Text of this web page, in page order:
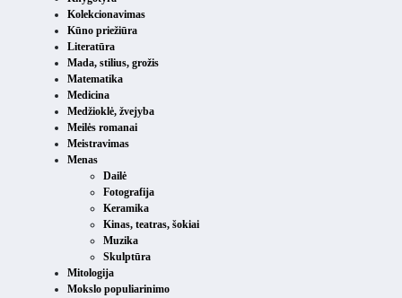
Kolekcionavimas
Kūno priežiūra
Literatūra
Mada, stilius, grožis
Matematika
Medicina
Medžioklė, žvejyba
Meilės romanai
Meistravimas
Menas
Dailė
Fotografija
Keramika
Kinas, teatras, šokiai
Muzika
Skulptūra
Mitologija
Mokslo populiarinimo